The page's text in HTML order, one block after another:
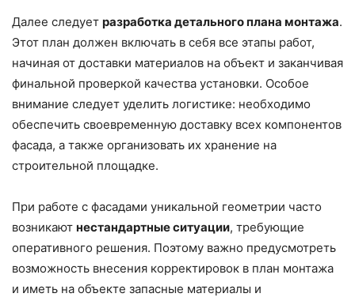
Далее следует разработка детального плана монтажа.
Этот план должен включать в себя все этапы работ,
начиная от доставки материалов на объект и заканчивая
финальной проверкой качества установки. Особое
внимание следует уделить логистике: необходимо
обеспечить своевременную доставку всех компонентов
фасада, а также организовать их хранение на
строительной площадке.
При работе с фасадами уникальной геометрии часто
возникают нестандартные ситуации, требующие
оперативного решения. Поэтому важно предусмотреть
возможность внесения корректировок в план монтажа
и иметь на объекте запасные материалы и